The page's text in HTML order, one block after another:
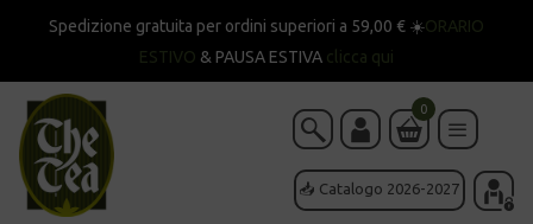
Spedizione gratuita per ordini superiori a 59,00 € ☀️ORARIO
ESTIVO & PAUSA ESTIVA clicca qui
📥 Catalogo 2026-2027
0